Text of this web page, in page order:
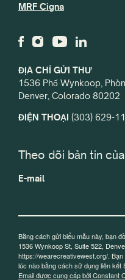
ĐỊA CHỈ GỬI THƯ
1536 Phố Wynkoop,
Denver, Colorado 80202
ĐIỆN THOẠI (303) 629-
MRF Cigna
Theo dõi bản tin
E-mail
Bằng cách gửi biểu mẫu này, bạn
1536 Wynkoop St, Suite 522,
https://wearecreativewest.org/.
lúc nào bằng cách sử dụng liên kết
Email được cung cấp bởi Constant